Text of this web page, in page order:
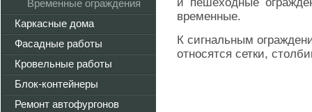
временные.
К сигнальным
относятся сетки,
Временные ограждения
Каркасные дома
Фасадные работы
Кровельные работы
Блок-контейнеры
Ремонт автофургонов